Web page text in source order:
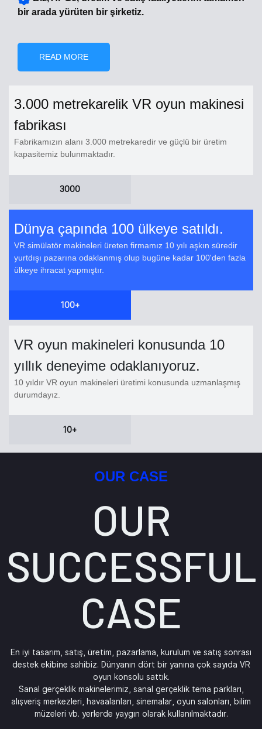
bir arada yürüten bir şirketiz.
READ MORE
3.000 metrekarelik VR oyun makinesi
fabrikası
Fabrikamızın alanı 3.000 metrekaredir ve güçlü bir üretim
kapasitemiz bulunmaktadır.
3000
Dünya çapında 100 ülkeye satıldı.
VR simülatör makineleri üreten firmamız 10 yılı aşkın süredir
yurtdışı pazarına odaklanmış olup bugüne kadar 100'den fazla
ülkeye ihracat yapmıştır.
100+
VR oyun makineleri konusunda 10
yıllık deneyime odaklanıyoruz.
10 yıldır VR oyun makineleri üretimi konusunda uzmanlaşmış
durumdayız.
10+
OUR CASE
OUR
SUCCESSFUL
CASE
En iyi tasarım, satış, üretim, pazarlama, kurulum ve satış sonrası
destek ekibine sahibiz. Dünyanın dört bir yanına çok sayıda VR
oyun konsolu sattık.
Sanal gerçeklik makinelerimiz, sanal gerçeklik tema parkları,
alışveriş merkezleri, havaalanları, sinemalar, oyun salonları, bilim
müzeleri vb. yerlerde yaygın olarak kullanılmaktadır.